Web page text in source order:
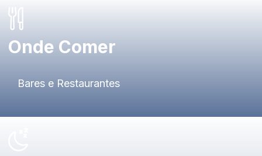
Onde Comer
Bares e Restaurantes